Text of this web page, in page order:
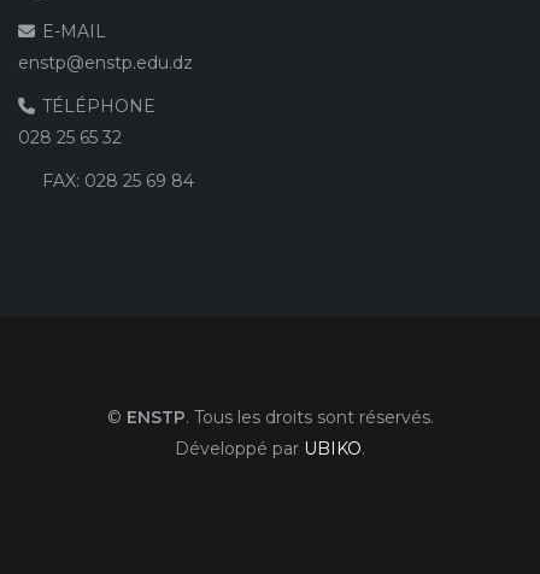
E-MAIL
enstp@enstp.edu.dz
TÉLÉPHONE
028 25 65 32
FAX: 028 25 69 84
© ENSTP. Tous les droits sont réservés.
Développé par UBIKO.